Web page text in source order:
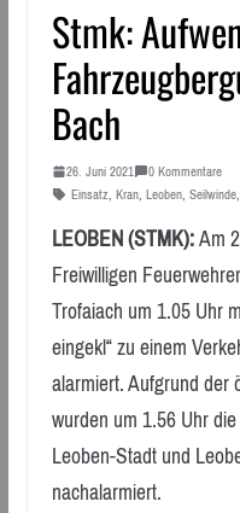
Stmk:
Bach
26. Juni 2021
0 Kommentare
Einsatz, Kran, Leoben, Seilwinde,
LEOBEN (STMK):Am
Freiwilligen
Trofaiach um 1.05 Uhr
eingekl“ zu einem
alarmiert. Aufgrund der
wurden um 1.56 Uhr
Leoben-Stadt und
nachalarmiert.